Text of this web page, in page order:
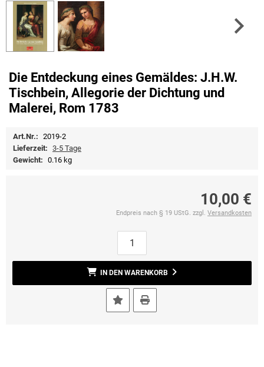
Die Entdeckung eines Gemäldes: J.H.W.
Tischbein, Allegorie der Dichtung und
Malerei, Rom 1783
Art.Nr.: 2019-2
Lieferzeit: 3-5 Tage
Gewicht: 0.16 kg
10,00 €
Endpreis nach § 19 UStG. zzgl. Versandkosten
IN DEN WARENKORB